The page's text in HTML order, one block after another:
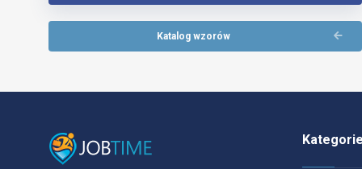
Katalog wzorów